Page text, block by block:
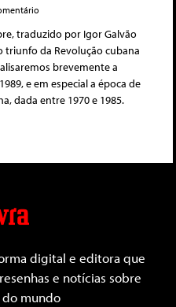
traduzido por Igor Galvão
triunfo da Revolução cubana
brevemente a
e em especial a época de
dada entre 1970 e 1985.
digital e editora que
e notícias sobre
do mundo